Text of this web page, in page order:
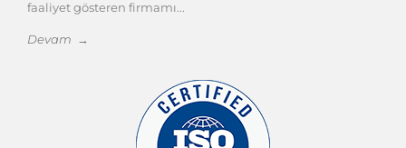
faaliyet gösteren firmamı...
Devam →